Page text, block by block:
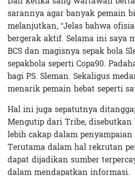
sarannya agar banyak pemain
melanjutkan, “Jelas bahwa
bergerak aktif. Selama ini saya
BCS dan magisnya sepak bola
sepakbola seperti Copa90.
bagi PS. Sleman. Sekaligus
menarik pemain hebat seperti
Hal ini juga sepatutnya
Mengutip dari Tribe, disebutkan
lebih cakap dalam
Terutama dalam hal rekrutan
dapat dijadikan sumber
dalam mendapatkan informasi.